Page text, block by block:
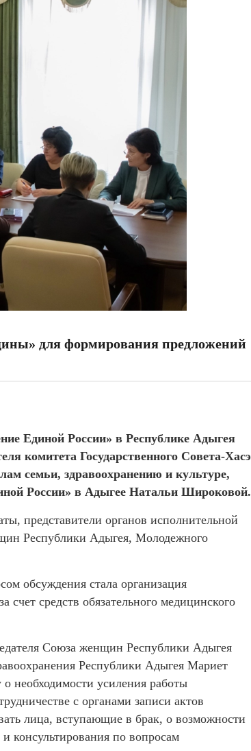
для формирования предложений
Единой России» в Республике Адыгея
комитета Государственного Совета-Хасэ
семьи, здравоохранению и культуре,
России» в Адыгее Натальи Широковой.
представители органов исполнительной
Республики Адыгея, Молодежного
обсуждения стала организация
средств обязательного медицинского
Союза женщин Республики Адыгея
Республики Адыгея Мариет
необходимости усиления работы
с органами записи актов
лица, вступающие в брак, о возможности
консультирования по вопросам